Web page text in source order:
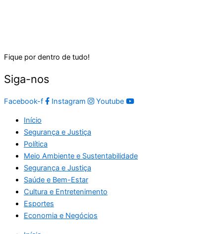
Fique por dentro de tudo!
Siga-nos
Facebook-f Instagram Youtube
Início
Segurança e Justiça
Política
Meio Ambiente e Sustentabilidade
Segurança e Justiça
Saúde e Bem-Estar
Cultura e Entretenimento
Esportes
Economia e Negócios